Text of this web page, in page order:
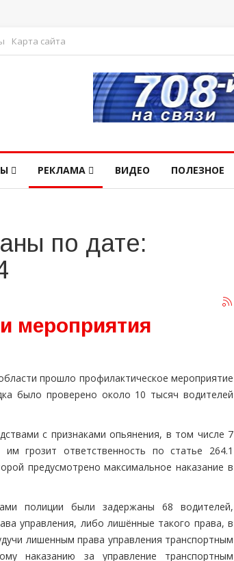
Карта сайта
РЕКЛАМА ВИДЕО ПОЛЕЗНОЕ
по дате:
мероприятия
прошло профилактическое мероприятие
было проверено около 10 тысяч водителей
с признаками опьянения, в том числе 7
грозит ответственность по статье 264.1
предусмотрено максимальное наказание в
полиции были задержаны 68 водителей,
управления, либо лишённые такого права, в
лишенным права управления транспортным
наказанию за управление транспортным